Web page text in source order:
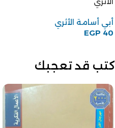
أبي أسامة الأثري
EGP 40
كتب قد تعجبك